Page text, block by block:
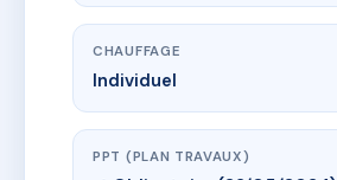
CHAUFFAGE
Individuel
PPT (PLAN TRAVAUX)